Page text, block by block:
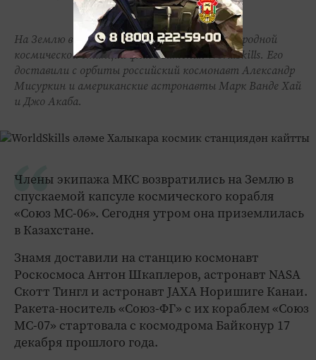
На Землю вернулся побывавший на Международной
космической станции флаг движения WorldSkills. Его
доставили с орбиты российский космонавт Александр
Мисуркин и американские астронавты Марк Ванде Хай
и Джо Акаба.
Члены экипажа МКС возвратились на Землю в
спускаемой капсуле космического корабля
«Союз МС-06». Сегодня утром она приземлилась
в Казахстане.
Знамя доставили на станцию космонавт
Роскосмоса Антон Шкаплеров, астронавт NASA
Скотт Тингл и астронавт JAXA Норишиге Канаи.
Ракета-носитель «Союз-ФГ» с их кораблем «Союз
МС-07» стартовала с космодрома Байконур 17
декабря прошлого года.